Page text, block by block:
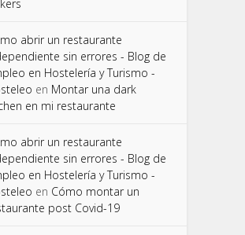
abrir un restaurante
sin errores - Blog de
en Hostelería y Turismo -
en Montar una dark
en mi restaurante
abrir un restaurante
sin errores - Blog de
en Hostelería y Turismo -
en Cómo montar un
post Covid-19